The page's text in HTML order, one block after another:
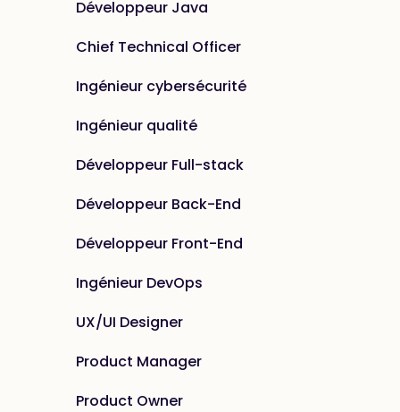
Développeur Java
Chief Technical Officer
Ingénieur cybersécurité
Ingénieur qualité
Développeur Full-stack
Développeur Back-End
Développeur Front-End
Ingénieur DevOps
UX/UI Designer
Product Manager
Product Owner